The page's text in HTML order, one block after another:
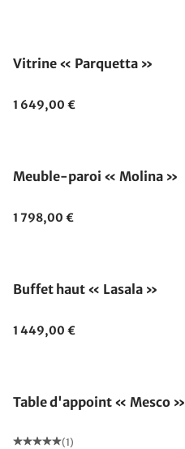
Vitrine « Parquetta »
1 649,00 €
Meuble-paroi « Molina »
1 798,00 €
Buffet haut « Lasala »
1 449,00 €
Table d'appoint « Mesco »
(1)